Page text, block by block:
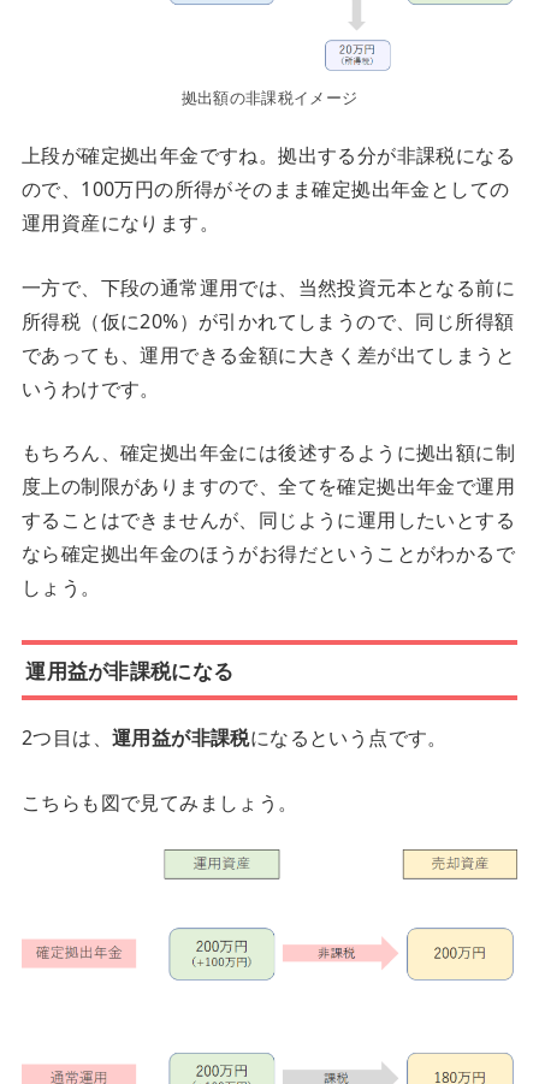
拠出額の非課税イメージ
上段が確定拠出年金ですね。拠出する分が非課税になる
ので、100万円の所得がそのまま確定拠出年金としての
運用資産になります。
一方で、下段の通常運用では、当然投資元本となる前に
所得税（仮に20%）が引かれてしまうので、同じ所得額
であっても、運用できる金額に大きく差が出てしまうと
いうわけです。
もちろん、確定拠出年金には後述するように拠出額に制
度上の制限がありますので、全てを確定拠出年金で運用
することはできませんが、同じように運用したいとする
なら確定拠出年金のほうがお得だということがわかるで
しょう。
運用益が非課税になる
2つ目は、 運用益が非課税になるという点です。
こちらも図で見てみましょう。